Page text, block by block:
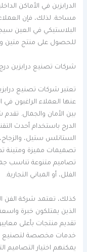
الدرابزين في الأماكن
مساحة. لذلك، فإن
البلاستيكي في العين
للحصول على منتج متين
شركات تصنيع درابزين
تعتبر شركات تصنيع
عنها العملاء الراغبون
بين الأمان والجمال.
الدرج باستخدام أحدث
الستانلس ستيل،
تصميمات مميزة ومتينة
تصاميم متنوعة تناسب
الفلل، أو المباني التجارية.
كذلك، تعتمد شركة الفن
الذين يمتلكون خبرة
تقديم منتجات بأعلى
خدمات مخصصة لتصنيع
يمكنهم اختيار التصاميم